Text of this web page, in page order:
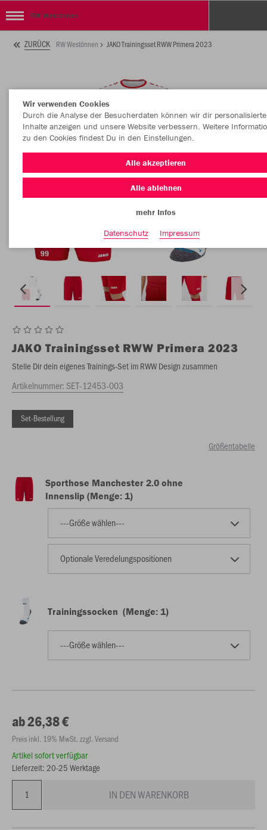
RW Westönnen
ZURÜCK RW Westönnen JAKO Trainingsset RWW Primera 2023
JAKO Trainingsset RWW Primera 2023
Stelle Dir dein eigenes Trainings-Set im RWW Design zusammen
Artikelnummer:SET-12453-003
Set-Bestellung
Größentabelle
Sporthose Manchester 2.0 ohne
Innenslip (Menge: 1)
---Größe wählen---
Optionale Veredelungspositionen
Trainingssocken (Menge: 1)
---Größe wählen---
ab 26,38 €
Preis inkl. 19% MwSt. zzgl. Versand
Artikel sofort verfügbar
Lieferzeit: 20-25 Werktage
IN DEN WARENKORB
Wir verwenden Cookies
Durch die Analyse der Besucherdaten können wir dir personalisierte
Inhalte anzeigen und unsere Website verbessern. Weitere
zu den Cookies findest Du in den Einstellungen.
Alle akzeptieren
Alle ablehnen
mehr Infos
Datenschutz
Impressum